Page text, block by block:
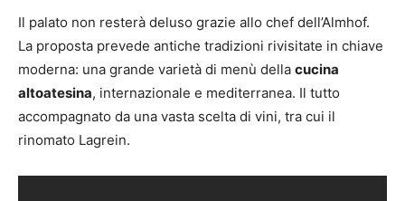
Il palato non resterà deluso grazie allo chef dell’Almhof.
La proposta prevede antiche tradizioni rivisitate in chiave
moderna: una grande varietà di menù della cucina
altoatesina, internazionale e mediterranea. Il tutto
accompagnato da una vasta scelta di vini, tra cui il
rinomato Lagrein.